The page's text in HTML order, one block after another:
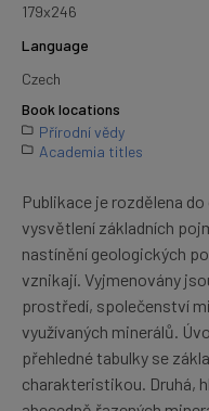
179x246
Language
Czech
Book locations
Přírodní vědy
Academia titles
Publikace je rozdělena
vysvětlení základních
nastínění geologických
vznikají. Vyjmenovány
prostředí, společenství
využívaných minerálů.
přehledné tabulky se
charakteristikou. Druhá,